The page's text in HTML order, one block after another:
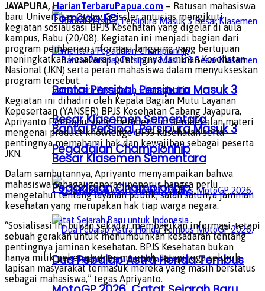
Bantai Persipal, Persipura Masuk 3
Besar Klasemen Sementara
Pegadaian Championhip
Dua Pebalap Astra Honda Tembus
Tornado FC
Bantai Persipal, Persipura Masuk 3
Besar Klasemen Sementara
Pegadaian Championhip
JAYAPURA,HarianTerbaruPapua.com – Ratusan mahasiswa
baru Universitas Ottow Geissler antusias mengikuti
kegiatan sosialisasi BPJS Kesehatan yang digelar di aula
kampus, Rabu (20/08). Kegiatan ini menjadi bagian dari
program pemberian informasi langsung yang bertujuan
meningkatkan kesadaran pentingnya Jaminan Kesehatan
Nasional (JKN) serta peran mahasiswa dalam menyukseskan
program tersebut.
Kegiatan ini dihadiri oleh Kepala Bagian Mutu Layanan
Kepesertaan (YANSER) BPJS Kesehatan Cabang Jayapura,
Apriyanto Pontjapu, yang memberikan pembekalan materi
mengenai product knowledge BPJS Kesehatan serta
pentingnya memahami hak dan kewajiban sebagai peserta
JKN.
Dalam sambutannya, Apriyanto menyampaikan bahwa
mahasiswa sebagai generasi penerus bangsa perlu
mengetahui tentang layanan publik, salah satunya jaminan
kesehatan yang merupakan hak tiap warga negara.
“Sosialisasi ini bukan sekadar membagikan informasi, tetapi
sebuah gerakan untuk menumbuhkan kesadaran tentang
pentingnya jaminan kesehatan. BPJS Kesehatan bukan
hanya milik pekerja penerima upah, tetapi juga seluruh
lapisan masyarakat termasuk mereka yang masih berstatus
sebagai mahasiswa,” tegas Apriyanto.